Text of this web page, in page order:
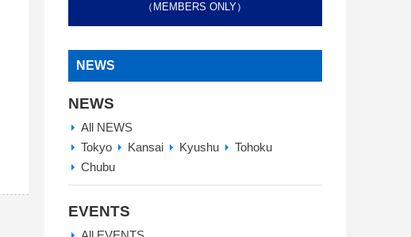
（MEMBERS ONLY）
NEWS
NEWS
All NEWS
Tokyo
Kansai Kyushu
Tohoku
Chubu
EVENTS